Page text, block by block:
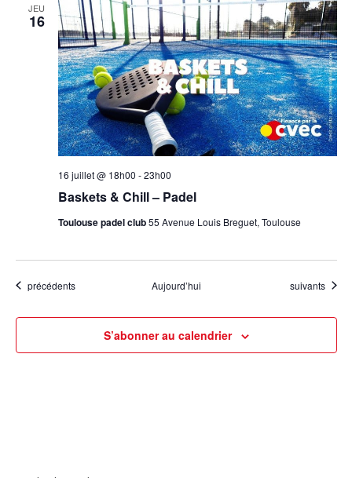
JEU
16
Baskets & Chill – Padel
16 juillet @ 18h00 -23h00
Toulouse padel club55 Avenue Louis Breguet, Toulouse
Évènements
précédents Aujourd’hui Évènements
suivants
S’abonner au calendrier